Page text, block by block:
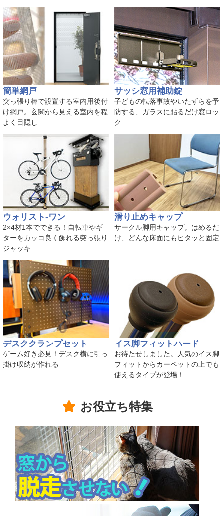
簡単網戸
突っ張り棒で設置する室内用後付
け網戸。玄関から見える室内を程
よく目隠し
サッシ窓用補助錠
子どもの転落事故やいたずらを予
防する、ガラスに貼るだけ窓ロッ
ク
ウォリスト-ワン
2×4材1本でできる！自転車やギ
ターをカッコ良く飾れる突っ張り
ジャッキ
滑り止めキャップ
サークル脚用キャップ。はめるだ
け、どんな床面にもピタッと固定
デスククランプセット
ゲーム好き必見！デスク横に引っ
掛け収納が作れる
イス脚フィットハード
お待たせしました。人気のイス脚
フィットからカーペットの上でも
使えるタイプが登場！
お役立ち特集